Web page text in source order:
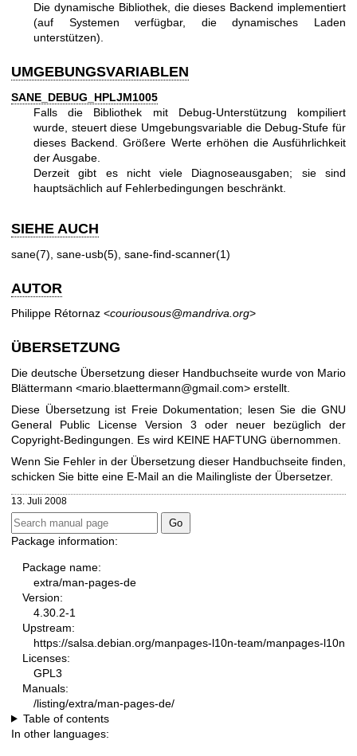
Die dynamische Bibliothek, die dieses Backend implementiert
(auf Systemen verfügbar, die dynamisches Laden
unterstützen).
UMGEBUNGSVARIABLEN
SANE_DEBUG_HPLJM1005
Falls die Bibliothek mit Debug-Unterstützung kompiliert
wurde, steuert diese Umgebungsvariable die Debug-Stufe für
dieses Backend. Größere Werte erhöhen die Ausführlichkeit
der Ausgabe.
Derzeit gibt es nicht viele Diagnoseausgaben; sie sind
hauptsächlich auf Fehlerbedingungen beschränkt.
SIEHE AUCH
sane(7) sane-usb(5) sane-find-scanner(1)
AUTOR
Philippe Rétornaz <couriousous@mandriva.org>
ÜBERSETZUNG
Die deutsche Übersetzung dieser Handbuchseite wurde von Mario
Blättermann <mario.blaettermann@gmail.com> erstellt.
Diese Übersetzung ist Freie Dokumentation; lesen Sie die GNU
General Public License Version 3 oder neuer bezüglich der
Copyright-Bedingungen. Es wird KEINE HAFTUNG übernommen.
Wenn Sie Fehler in der Übersetzung dieser Handbuchseite finden,
schicken Sie bitte eine E-Mail an die Mailingliste der Übersetzer.
13. Juli 2008
Package information:
Package name:
extra/man-pages-de
Version:
4.30.2-1
Upstream:
https://salsa.debian.org/manpages-l10n-team/manpages-l10n
Licenses:
GPL3
Manuals:
/listing/extra/man-pages-de/
Table of contents
In other languages: